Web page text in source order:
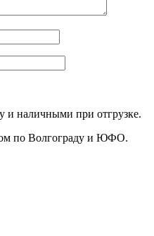
и наличными при отгрузке.
по Волгограду и ЮФО.